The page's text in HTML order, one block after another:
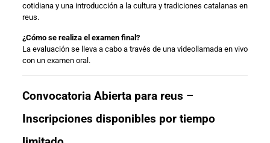
cotidiana y una introducción a la cultura y tradiciones catalanas en
reus.
¿Cómo se realiza el examen final?
La evaluación se lleva a cabo a través de una videollamada en vivo
con un examen oral.
Convocatoria Abierta para reus –
Inscripciones disponibles por tiempo